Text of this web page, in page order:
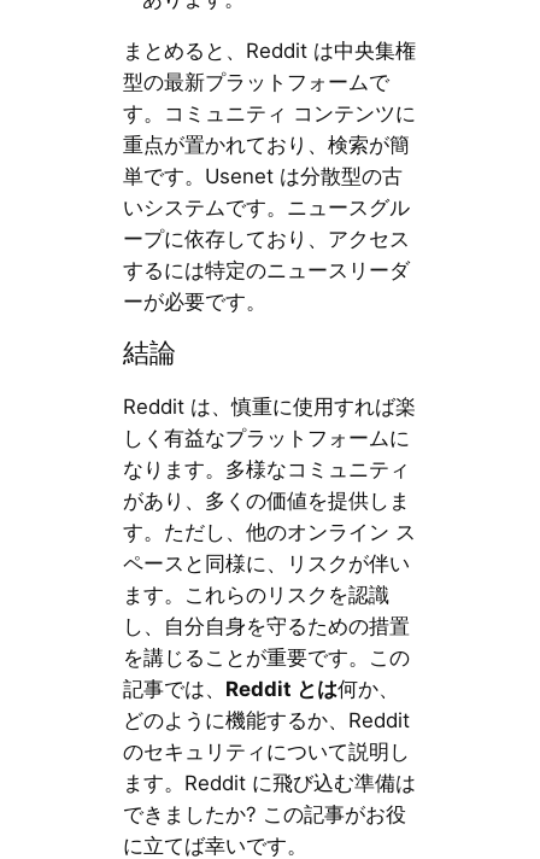
まとめると、Reddit は中央集権
型の最新プラットフォームで
す。コミュニティ コンテンツに
重点が置かれており、検索が簡
単です。Usenet は分散型の古
いシステムです。ニュースグル
ープに依存しており、アクセス
するには特定のニュースリーダ
ーが必要です。
結論
Reddit は、慎重に使用すれば楽
しく有益なプラットフォームに
なります。多様なコミュニティ
があり、多くの価値を提供しま
す。ただし、他のオンライン ス
ペースと同様に、リスクが伴い
ます。これらのリスクを認識
し、自分自身を守るための措置
を講じることが重要です。この
記事では、 Reddit とは何か、
どのように機能するか、Reddit
のセキュリティについて説明し
ます。Reddit に飛び込む準備は
できましたか? この記事がお役
に立てば幸いです。